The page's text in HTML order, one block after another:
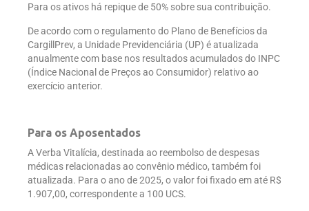
Para os ativos há repique de 50% sobre sua contribuição.
De acordo com o regulamento do Plano de Benefícios da
CargillPrev, a Unidade Previdenciária (UP) é atualizada
anualmente com base nos resultados acumulados do INPC
(Índice Nacional de Preços ao Consumidor) relativo ao
exercício anterior.
Para os Aposentados
A Verba Vitalícia, destinada ao reembolso de despesas
médicas relacionadas ao convênio médico, também foi
atualizada. Para o ano de 2025, o valor foi fixado em até R$
1.907,00, correspondente a 100 UCS.